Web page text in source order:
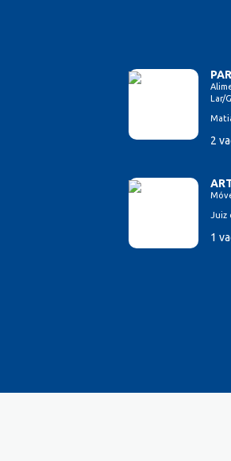
Lar/
2
Juiz
1